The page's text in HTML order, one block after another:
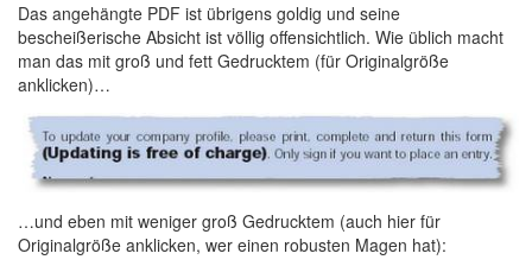
Das angehängte PDF ist übrigens goldig und seine
bescheißerische Absicht ist völlig offensichtlich. Wie üblich macht
man das mit groß und fett Gedrucktem (für Originalgröße
anklicken)…
…und eben mit weniger groß Gedrucktem (auch hier für
Originalgröße anklicken, wer einen robusten Magen hat):